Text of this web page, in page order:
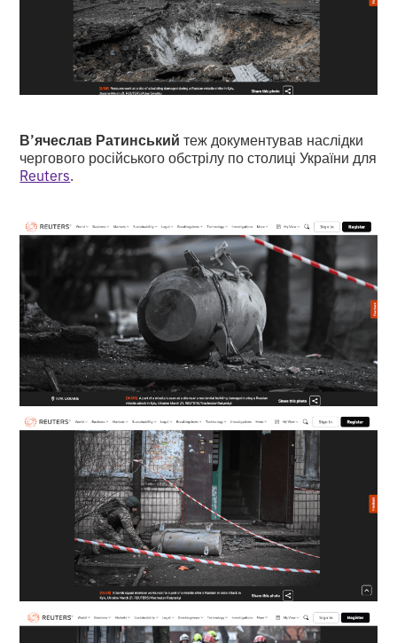
В’ячеслав Ратинський теж документував наслідки
чергового російського обстрілу по столиці України для
Reuters.